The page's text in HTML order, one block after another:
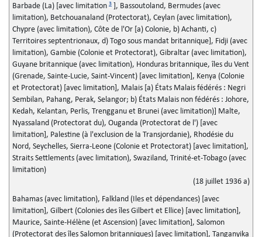
Barbade (La) [avec limitation 3
], Bassoutoland, Bermudes (avec
limitation), Betchouanaland (Protectorat), Ceylan (avec limitation),
Chypre (avec limitation), Côte de l'Or [a) Colonie, b) Achanti, c)
Territoires septentrionaux, d) Togo sous mandat britannique], Fidji (avec
limitation), Gambie (Colonie et Protectorat), Gibraltar (avec limitation),
Guyane britannique (avec limitation), Honduras britannique, îles du Vent
(Grenade, Sainte-Lucie, Saint-Vincent) [avec limitation], Kenya (Colonie
et Protectorat) [avec limitation], Malais [a) États Malais fédérés : Negri
Sembilan, Pahang, Perak, Selangor; b) États Malais non fédérés : Johore,
Kedah, Kelantan, Perlis, Trengganu et Brunei (avec limitation)] Malte,
Nyassaland (Protectorat du), Ouganda (Protectorat de l') [avec
limitation], Palestine (à l'exclusion de la Transjordanie), Rhodésie du
Nord, Seychelles, Sierra-Leone (Colonie et Protectorat) [avec limitation],
Straits Settlements (avec limitation), Swaziland, Trinité-et-Tobago (avec
limitation)
(18 juillet 1936 a)
Bahamas (avec limitation), Falkland (Iles et dépendances) [avec
limitation], Gilbert (Colonies des îles Gilbert et Ellice) [avec limitation],
Maurice, Sainte-Hélène (et Ascension) [avec limitation], Salomon
(Protectorat des îles Salomon britanniques) [avec limitation], Tanganyika